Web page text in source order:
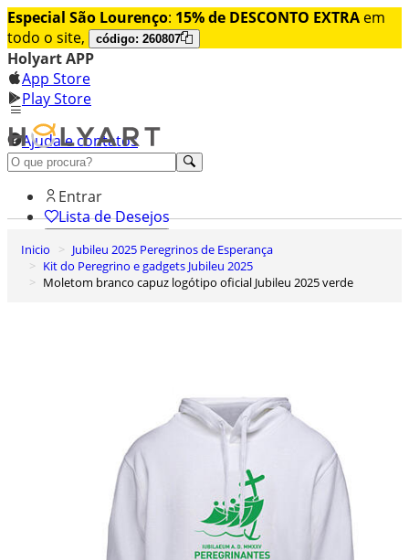
Especial São Lourenço: 15% de DESCONTO EXTRA em
todo o site,
código: 260807
Holyart APP
App Store
Play Store
Ajuda e contatos
Conheça premium
Entrar
Lista de Desejos
0
Carrinho de Compras
Inicio
Jubileu 2025 Peregrinos de Esperança
Kit do Peregrino e gadgets Jubileu 2025
Moletom branco capuz logótipo oficial Jubileu 2025 verde